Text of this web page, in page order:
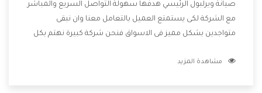
صيانة ويرلبول الرئيسي هدفها سهولة التواصل السريع والمباشر
مع الشركة لكى يستمتع العميل بالتعامل معنا وان نبقى
متواجدين بشكل مميز فى الاسواق فنحن شركة كبيرة نهتم بكل
الشركة بها والتى تكون منها خدمة الصيانة التى تكون من أهم
مشاهدة المزيد